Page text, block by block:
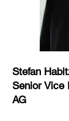
Stefan
Senior Vice
AG